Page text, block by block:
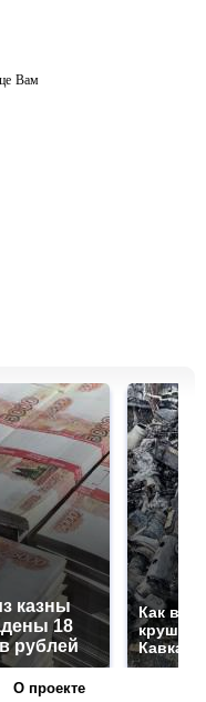
Вам
казны
18
рублей
Как
О проекте